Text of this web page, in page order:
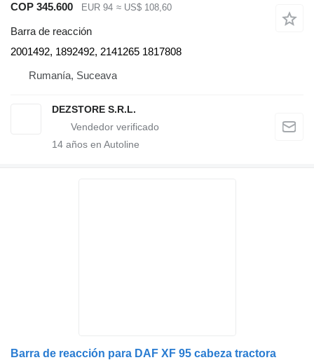
COP 345.600 EUR 94 ≈ US$ 108,60
Barra de reacción
2001492, 1892492, 2141265 1817808
Rumanía, Suceava
DEZSTORE S.R.L.
14 años en Autoline
Barra de reacción para DAF XF 95 cabeza tractora